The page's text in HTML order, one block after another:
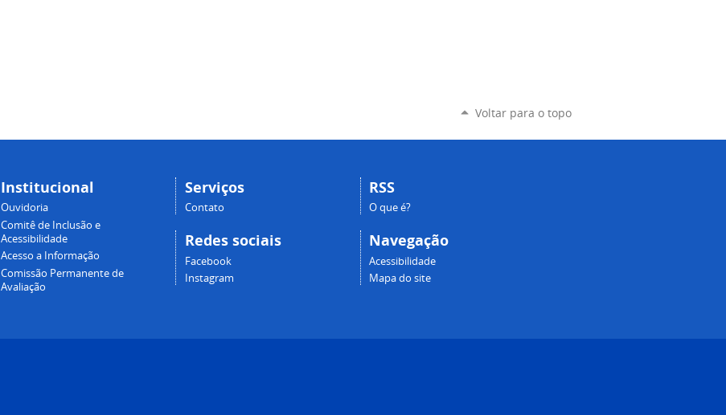
Voltar para o topo
Institucional
Ouvidoria
Comitê de Inclusão e
Acessibilidade
Acesso a Informação
Comissão Permanente de
Avaliação
Serviços
Contato
Redes sociais
Facebook
Instagram
RSS
O que é?
Navegação
Acessibilidade
Mapa do site